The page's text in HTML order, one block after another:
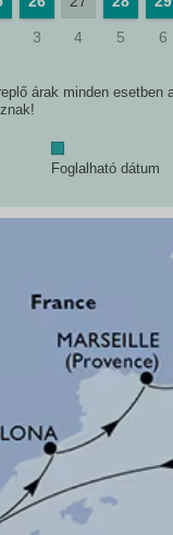
3 4 5 6
árak minden esetben
Foglalható dátum